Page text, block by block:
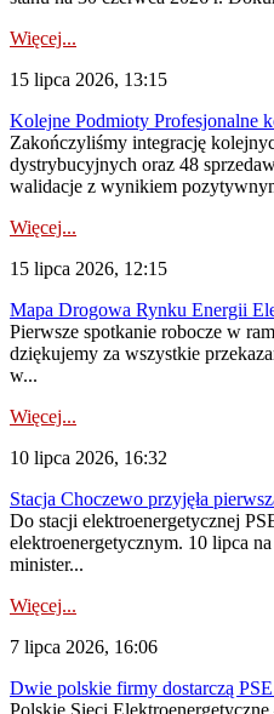
Więcej...
15 lipca 2026, 13:15
Kolejne Podmioty Profesjonalne
Zakończyliśmy integrację
dystrybucyjnych oraz 48
walidacje z wynikiem
Więcej...
15 lipca 2026, 12:15
Mapa Drogowa Rynku Energii
Pierwsze spotkanie robocze w
dziękujemy za wszystkie
w...
Więcej...
10 lipca 2026, 16:32
Stacja Choczewo przyjęła
Do stacji elektroenergetycznej
elektroenergetycznym. 10 lipca
minister...
Więcej...
7 lipca 2026, 16:06
Dwie polskie firmy dostarczą
Polskie Sieci